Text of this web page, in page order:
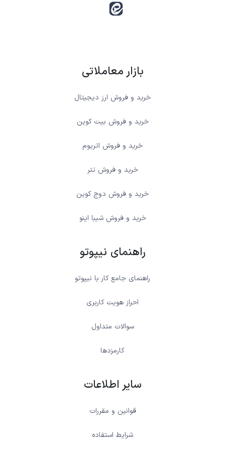
بازار معاملاتی
خرید و فروش ارز دیجیتال
خرید و فروش بیت کوین
خرید و فروش اتریوم
خرید و فروش تتر
خرید و فروش دوج کوین
خرید و فروش شیبا اینو
راهنمای نیپوتو
راهنمای جامع کار با نیپوتو
احراز هویت کاربری
سوالات متداول
کارمزدها
سایر اطلاعات
قوانین و مقررات
شرایط استفاده